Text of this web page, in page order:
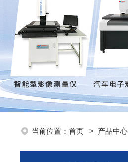
当前位置： 首页 > 产品中心